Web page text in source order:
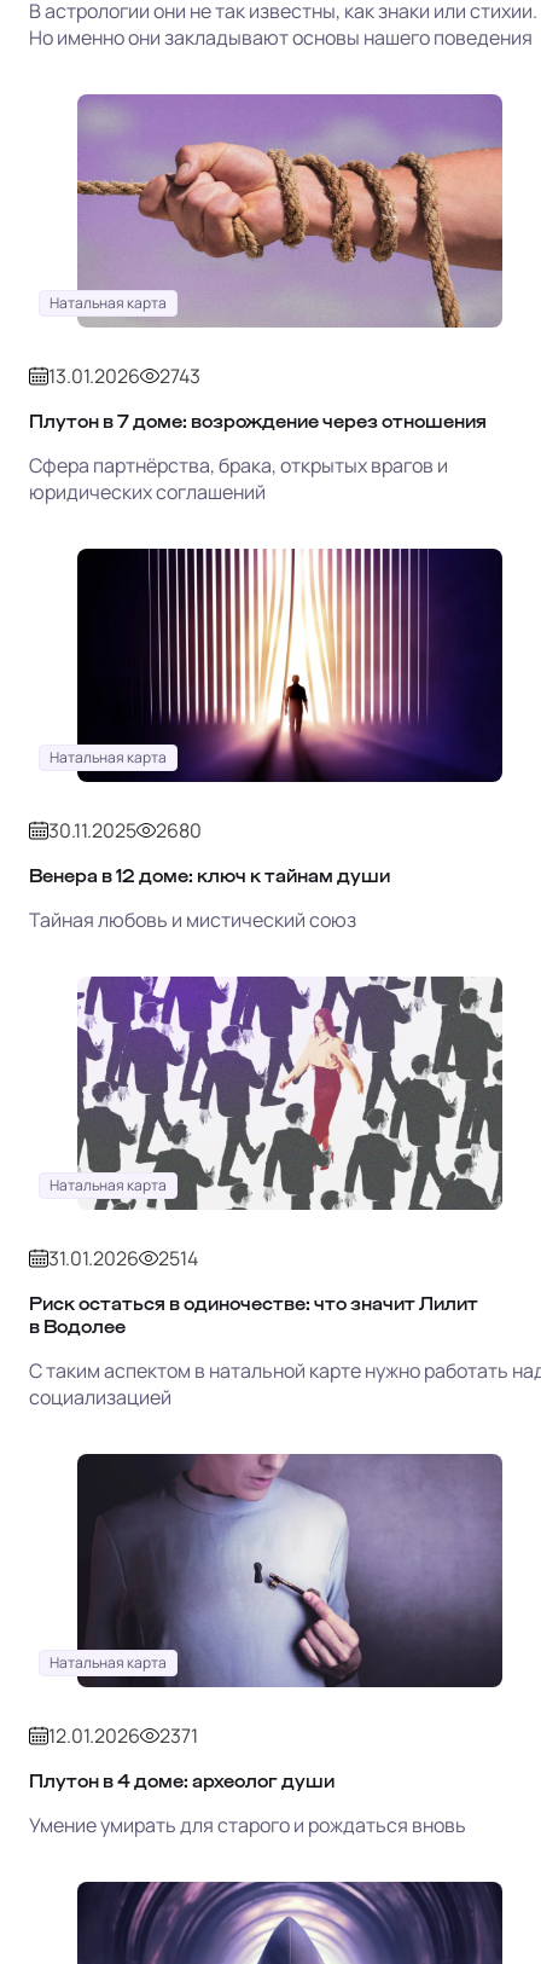
В астрологии они не так известны, как знаки или стихии.
Но именно они закладывают основы нашего поведения
Натальная карта
13.01.2026 2743
Плутон в 7 доме: возрождение через отношения
Сфера партнёрства, брака, открытых врагов и
юридических соглашений
Натальная карта
30.11.2025 2680
Венера в 12 доме: ключ к тайнам души
Тайная любовь и мистический союз
Натальная карта
31.01.2026 2514
Риск остаться в одиночестве: что значит Лилит
в Водолее
С таким аспектом в натальной карте нужно работать
социализацией
Натальная карта
12.01.2026 2371
Плутон в 4 доме: археолог души
Умение умирать для старого и рождаться вновь